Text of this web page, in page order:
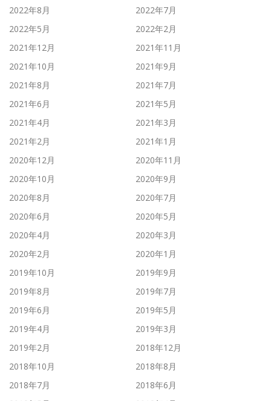
2022年8月
2022年7月
2022年5月
2022年2月
2021年12月
2021年11月
2021年10月
2021年9月
2021年8月
2021年7月
2021年6月
2021年5月
2021年4月
2021年3月
2021年2月
2021年1月
2020年12月
2020年11月
2020年10月
2020年9月
2020年8月
2020年7月
2020年6月
2020年5月
2020年4月
2020年3月
2020年2月
2020年1月
2019年10月
2019年9月
2019年8月
2019年7月
2019年6月
2019年5月
2019年4月
2019年3月
2019年2月
2018年12月
2018年10月
2018年8月
2018年7月
2018年6月